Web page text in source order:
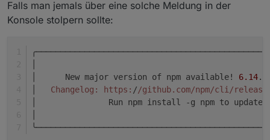
Falls man jemals über eine solche Meldung in der
Konsole stolpern sollte:
│      New major version of npm available! 6.14.
Changelog: https: //github.com/npm/cli/
│               Run npm install -g npm to